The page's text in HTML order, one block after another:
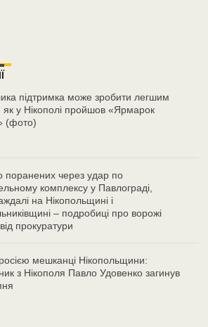
підтримка може зробити легшим
як у Нікополі пройшов «Ярмарок
(фото)
поранених через удар по
комплексу у Павлограді,
на Нікопольщині і
– подробиці про ворожі
прокуратури
мешканці Нікопольщини:
з Нікополя Павло Удовенко загинув